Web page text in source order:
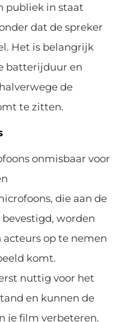
publiek in staat
dat de spreker
Het is belangrijk
batterijduur en
de
te zitten.
onmisbaar voor
die aan de
worden
op te nemen
komt.
nuttig voor het
en kunnen de
je film verbeteren.